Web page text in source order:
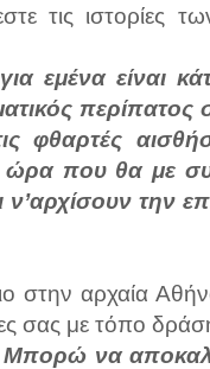
τις ιστορίες
εμένα είναι
φθαρτές
ώρα που θα με
ν’αρχίσουν την
στην αρχαία
σας με τόπο
Μπορώ να